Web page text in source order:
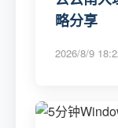
略分享
2026/8/9